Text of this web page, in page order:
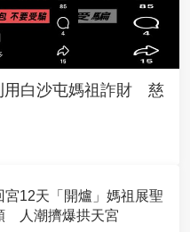
用白沙屯媽祖詐財 慈
宮12天「開爐」媽祖展聖
人潮擠爆拱天宮